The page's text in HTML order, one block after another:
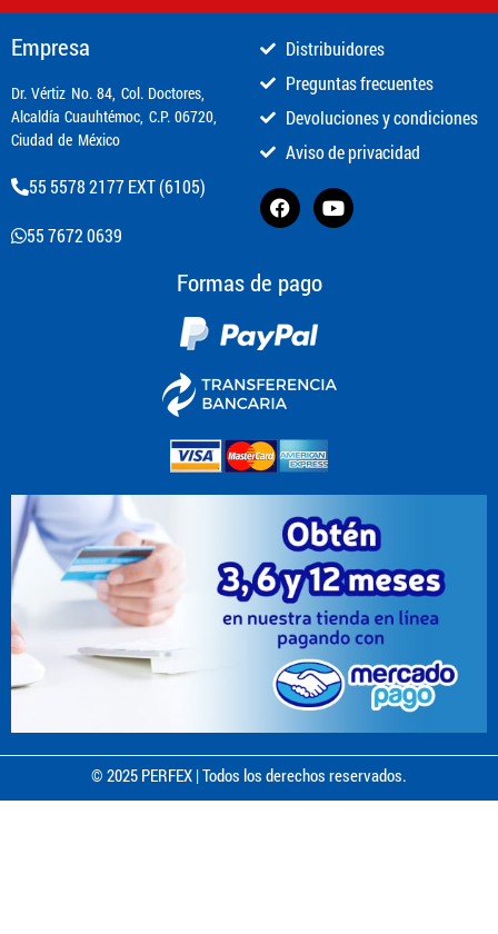
Empresa
​Dr. Vértiz No. 84, Col. Doctores,
Alcaldía Cuauhtémoc, C.P. 06720,
Ciudad de México
55 5578 2177 EXT (6105)
55 7672 0639
Distribuidores
Preguntas frecuentes
Devoluciones y condiciones
Aviso de privacidad
Formas de pago
© 2025 PERFEX | Todos los derechos reservados.